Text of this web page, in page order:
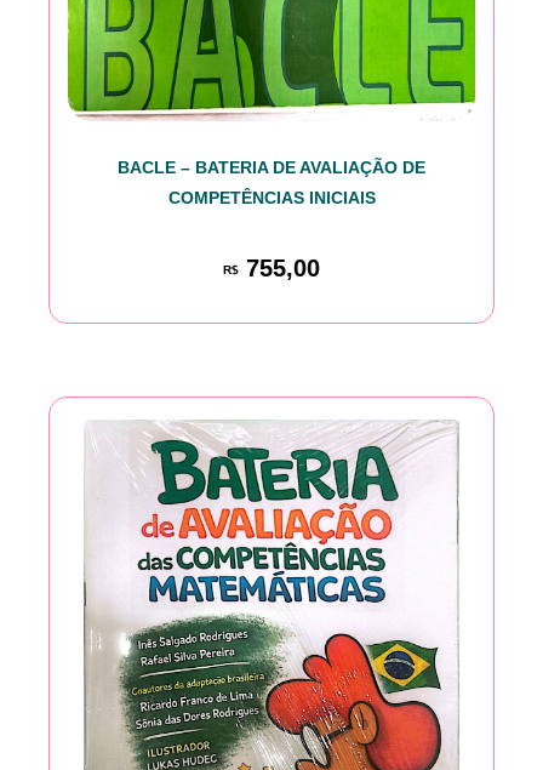
BACLE – BATERIA DE AVALIAÇÃO DE
COMPETÊNCIAS INICIAIS
R$ 755,00